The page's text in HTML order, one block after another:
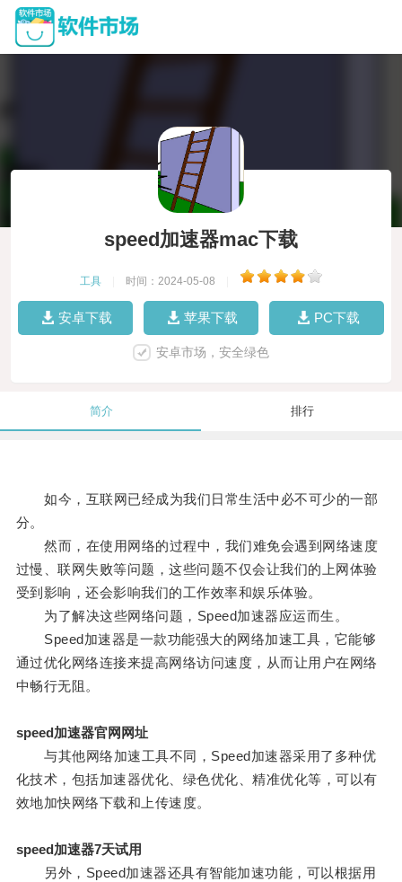
speed加速器mac下载
工具 时间：2024-05-08
安卓下载 苹果下载 PC下载
安卓市场，安全绿色
简介 排行
如今，互联网已经成为我们日常生活中必不可少的一部
分。
然而，在使用网络的过程中，我们难免会遇到网络速度
过慢、联网失败等问题，这些问题不仅会让我们的上网体验
受到影响，还会影响我们的工作效率和娱乐体验。
为了解决这些网络问题，Speed加速器应运而生。
Speed加速器是一款功能强大的网络加速工具，它能够
通过优化网络连接来提高网络访问速度，从而让用户在网络
中畅行无阻。
speed加速器官网网址
与其他网络加速工具不同，Speed加速器采用了多种优
化技术，包括加速器优化、绿色优化、精准优化等，可以有
效地加快网络下载和上传速度。
speed加速器7天试用
另外，Speed加速器还具有智能加速功能，可以根据用